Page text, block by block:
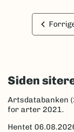
keyboard_arrow_left
Siden
Artsdatabanken
for arter 2021.
Hentet